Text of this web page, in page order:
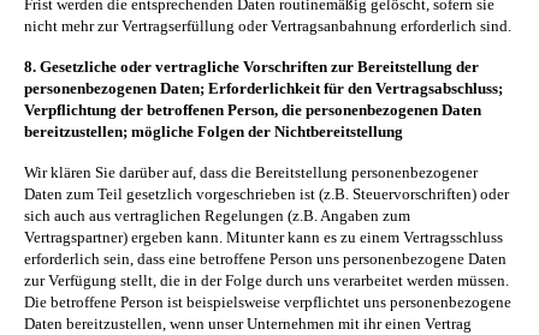
Frist werden die entsprechenden Daten routinemäßig gelöscht, sofern sie
nicht mehr zur Vertragserfüllung oder Vertragsanbahnung erforderlich sind.
8. Gesetzliche oder vertragliche Vorschriften zur Bereitstellung der
personenbezogenen Daten; Erforderlichkeit für den Vertragsabschluss;
Verpflichtung der betroffenen Person, die personenbezogenen Daten
bereitzustellen; mögliche Folgen der Nichtbereitstellung
Wir klären Sie darüber auf, dass die Bereitstellung personenbezogener
Daten zum Teil gesetzlich vorgeschrieben ist (z.B. Steuervorschriften) oder
sich auch aus vertraglichen Regelungen (z.B. Angaben zum
Vertragspartner) ergeben kann. Mitunter kann es zu einem Vertragsschluss
erforderlich sein, dass eine betroffene Person uns personenbezogene Daten
zur Verfügung stellt, die in der Folge durch uns verarbeitet werden müssen.
Die betroffene Person ist beispielsweise verpflichtet uns personenbezogene
Daten bereitzustellen, wenn unser Unternehmen mit ihr einen Vertrag